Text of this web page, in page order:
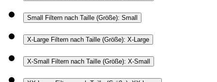
Small Filtern nach Taille (Größe): Small
X-Large Filtern nach Taille (Größe): X-Large
X-Small Filtern nach Taille (Größe): X-Small